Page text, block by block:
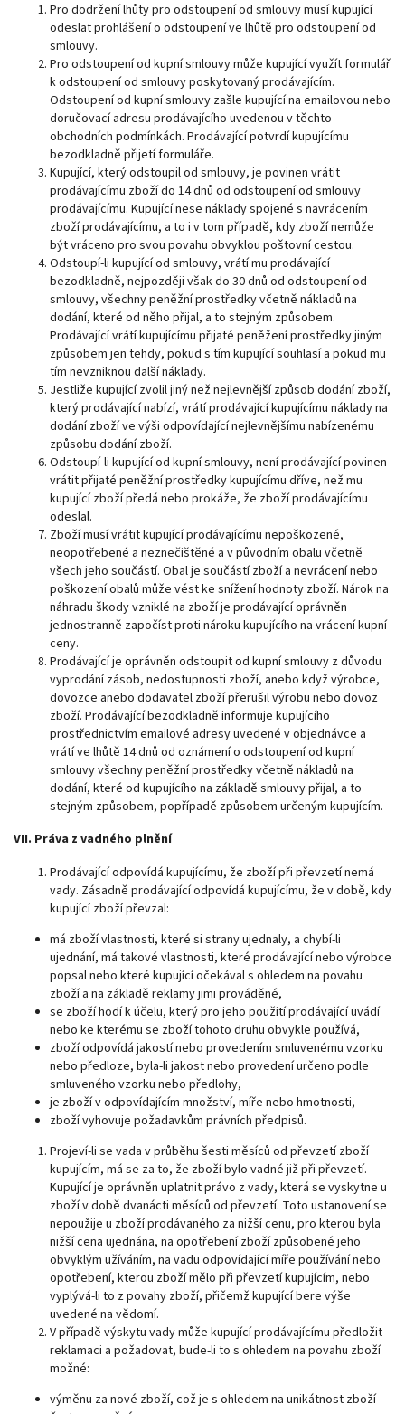
Pro dodržení lhůty pro odstoupení od smlouvy musí kupující
odeslat prohlášení o odstoupení ve lhůtě pro odstoupení od
smlouvy.
Pro odstoupení od kupní smlouvy může kupující využít formulář
k odstoupení od smlouvy poskytovaný prodávajícím.
Odstoupení od kupní smlouvy zašle kupující na emailovou nebo
doručovací adresu prodávajícího uvedenou v těchto
obchodních podmínkách. Prodávající potvrdí kupujícímu
bezodkladně přijetí formuláře.
Kupující, který odstoupil od smlouvy, je povinen vrátit
prodávajícímu zboží do 14 dnů od odstoupení od smlouvy
prodávajícímu. Kupující nese náklady spojené s navrácením
zboží prodávajícímu, a to i v tom případě, kdy zboží nemůže
být vráceno pro svou povahu obvyklou poštovní cestou.
Odstoupí-li kupující od smlouvy, vrátí mu prodávající
bezodkladně, nejpozději však do 30 dnů od odstoupení od
smlouvy, všechny peněžní prostředky včetně nákladů na
dodání, které od něho přijal, a to stejným způsobem.
Prodávající vrátí kupujícímu přijaté peněžení prostředky jiným
způsobem jen tehdy, pokud s tím kupující souhlasí a pokud mu
tím nevzniknou další náklady.
Jestliže kupující zvolil jiný než nejlevnější způsob dodání zboží,
který prodávající nabízí, vrátí prodávající kupujícímu náklady na
dodání zboží ve výši odpovídající nejlevnějšímu nabízenému
způsobu dodání zboží.
Odstoupí-li kupující od kupní smlouvy, není prodávající povinen
vrátit přijaté peněžní prostředky kupujícímu dříve, než mu
kupující zboží předá nebo prokáže, že zboží prodávajícímu
odeslal.
Zboží musí vrátit kupující prodávajícímu nepoškozené,
neopotřebené a neznečištěné a v původním obalu včetně
všech jeho součástí. Obal je součástí zboží a nevrácení nebo
poškození obalů může vést ke snížení hodnoty zboží. Nárok na
náhradu škody vzniklé na zboží je prodávající oprávněn
jednostranně započíst proti nároku kupujícího na vrácení kupní
ceny.
Prodávající je oprávněn odstoupit od kupní smlouvy z důvodu
vyprodání zásob, nedostupnosti zboží, anebo když výrobce,
dovozce anebo dodavatel zboží přerušil výrobu nebo dovoz
zboží. Prodávající bezodkladně informuje kupujícího
prostřednictvím emailové adresy uvedené v objednávce a
vrátí ve lhůtě 14 dnů od oznámení o odstoupení od kupní
smlouvy všechny peněžní prostředky včetně nákladů na
dodání, které od kupujícího na základě smlouvy přijal, a to
stejným způsobem, popřípadě způsobem určeným kupujícím.
VII. Práva z vadného plnění
Prodávající odpovídá kupujícímu, že zboží při převzetí nemá
vady. Zásadně prodávající odpovídá kupujícímu, že v době, kdy
kupující zboží převzal:
má zboží vlastnosti, které si strany ujednaly, a chybí-li
ujednání, má takové vlastnosti, které prodávající nebo výrobce
popsal nebo které kupující očekával s ohledem na povahu
zboží a na základě reklamy jimi prováděné,
se zboží hodí k účelu, který pro jeho použití prodávající uvádí
nebo ke kterému se zboží tohoto druhu obvykle používá,
zboží odpovídá jakostí nebo provedením smluvenému vzorku
nebo předloze, byla-li jakost nebo provedení určeno podle
smluveného vzorku nebo předlohy,
je zboží v odpovídajícím množství, míře nebo hmotnosti,
zboží vyhovuje požadavkům právních předpisů.
Projeví-li se vada v průběhu šesti měsíců od převzetí zboží
kupujícím, má se za to, že zboží bylo vadné již při převzetí.
Kupující je oprávněn uplatnit právo z vady, která se vyskytne u
zboží v době dvanácti měsíců od převzetí. Toto ustanovení se
nepoužije u zboží prodávaného za nižší cenu, pro kterou byla
nižší cena ujednána, na opotřebení zboží způsobené jeho
obvyklým užíváním, na vadu odpovídající míře používání nebo
opotřebení, kterou zboží mělo při převzetí kupujícím, nebo
vyplývá-li to z povahy zboží, přičemž kupující bere výše
uvedené na vědomí.
V případě výskytu vady může kupující prodávajícímu předložit
reklamaci a požadovat, bude-li to s ohledem na povahu zboží
možné:
výměnu za nové zboží, což je s ohledem na unikátnost zboží